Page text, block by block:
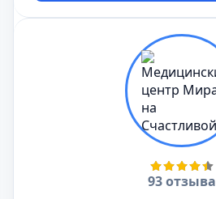
93 отзыва